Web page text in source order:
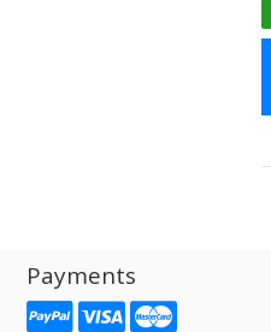
Payments